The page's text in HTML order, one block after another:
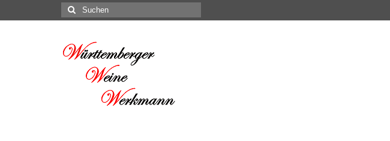
Suchen
nach: